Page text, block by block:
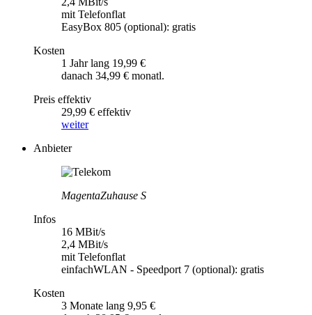
mit Telefonflat
EasyBox 805 (optional): gratis
Kosten
1 Jahr lang 19,99 €
danach 34,99 € monatl.
Preis effektiv
29,99 € effektiv
weiter
Anbieter
MagentaZuhause S
Infos
16 MBit/s
2,4 MBit/s
mit Telefonflat
einfachWLAN - Speedport 7 (optional): gratis
Kosten
3 Monate lang 9,95 €